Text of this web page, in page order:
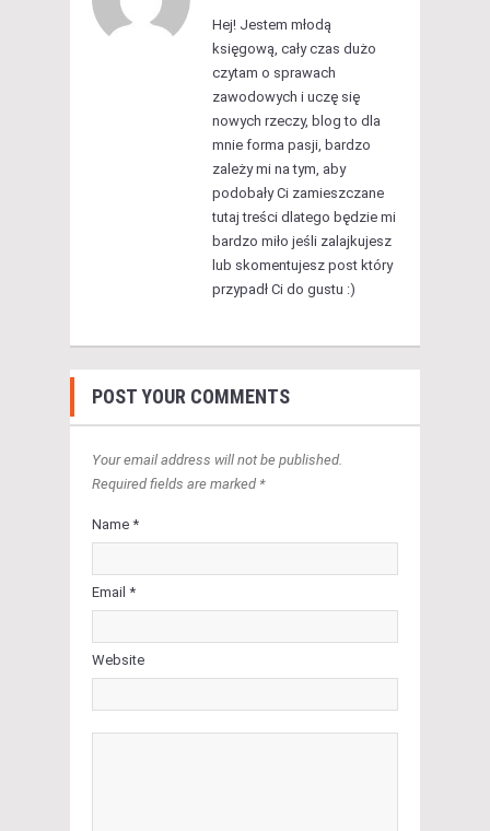
Hej! Jestem młodą
księgową, cały czas dużo
czytam o sprawach
zawodowych i uczę się
nowych rzeczy, blog to dla
mnie forma pasji, bardzo
zależy mi na tym, aby
podobały Ci zamieszczane
tutaj treści dlatego będzie mi
bardzo miło jeśli zalajkujesz
lub skomentujesz post który
przypadł Ci do gustu :)
POST YOUR COMMENTS
Your email address will not be published.
Required fields are marked *
Name *
Email *
Website